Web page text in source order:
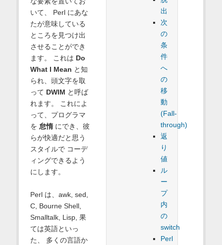
出
次
の
条
件
へ
の
移
動
(Fall-
through)
返
り
値
ル
ー
プ
内
の
switch
Perl
いて、 Perl にあな
たが意味している
ところを見つけ出
させることができ
ます。 これは Do
What I Mean と知
られ、頭文字を取
って DWIM と呼ば
れます。 これによ
って、プログラマ
を 怠惰にでき、彼
らが快適だと思う
スタイルで コーデ
ィングできるよう
にします。
Perl は、awk, sed,
C, Bourne Shell,
Smalltalk, Lisp, 果
ては英語といっ
た、 多くの言語か